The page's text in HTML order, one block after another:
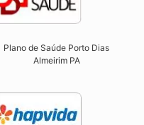
Plano de Saúde Porto Dias
Almeirim PA